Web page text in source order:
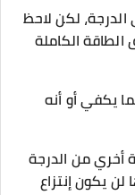
لكن لاحظ
الكاملة
يكفي أو أنه
أخري من الدرجة
من قوتها لن يكون إنتزاع